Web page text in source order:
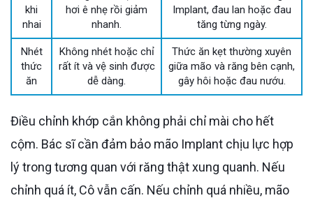
khi
nhai
hơi ê nhẹ rồi giảm
nhanh.
Implant, đau lan hoặc đau
tăng từng ngày.
Nhét
thức
ăn
Không nhét hoặc chỉ
rất ít và vệ sinh được
dễ dàng.
Thức ăn kẹt thường xuyên
giữa mão và răng bên cạnh,
gây hôi hoặc đau nướu.
Điều chỉnh khớp cắn không phải chỉ mài cho hết
cộm. Bác sĩ cần đảm bảo mão Implant chịu lực hợp
lý trong tương quan với răng thật xung quanh. Nếu
chỉnh quá ít, Cô vẫn cấn. Nếu chỉnh quá nhiều, mão